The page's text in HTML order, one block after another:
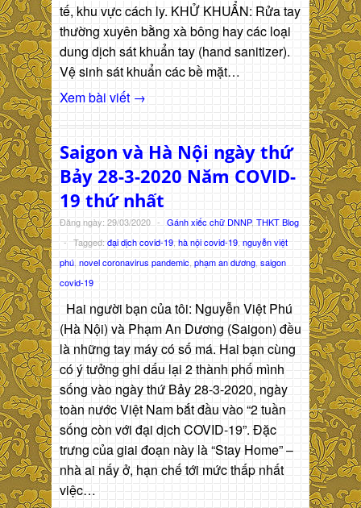
tế, khu vực cách ly. KHỬ KHUẨN: Rửa tay
thường xuyên bằng xà bông hay các loại
dung dịch sát khuẩn tay (hand sanitizer).
Vệ sinh sát khuẩn các bề mặt…
Xem bài viết →
Saigon và Hà Nội ngày thứ
Bảy 28-3-2020 Năm COVID-
19 thứ nhất
Đăng ngày: 29/03/2020 - Gánh xiếc chữ DNNP, THKT Blog
- Tagged:đại dịch covid-19 hà nội covid-19 nguyễn việt
phú, novel coronavirus pandemic phạm an dương saigon
covid-19
Hai người bạn của tôi: Nguyễn Việt Phú
(Hà Nội) và Phạm An Dương (Saigon) đều
là những tay máy có số má. Hai bạn cùng
có ý tưởng ghi dấu lại 2 thành phố mình
sống vào ngày thứ Bảy 28-3-2020, ngày
toàn nước Việt Nam bắt đầu vào “2 tuần
sống còn với đại dịch COVID-19”. Đặc
trưng của giai đoạn này là “Stay Home” –
nhà ai nấy ở, hạn chế tới mức thấp nhất
việc…